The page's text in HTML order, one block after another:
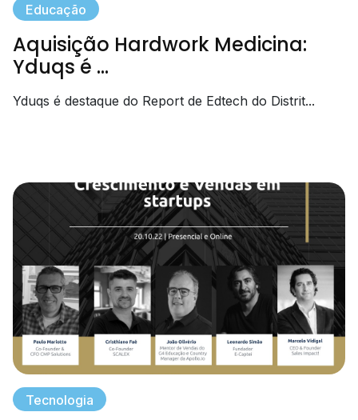
Educação
Aquisição Hardwork Medicina:
Yduqs é ...
Yduqs é destaque do Report de Edtech do Distrit...
Tecnologia